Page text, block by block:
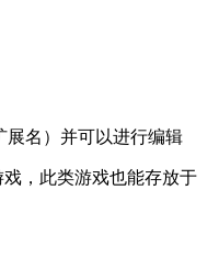
展名）并可以进行编辑
戏，此类游戏也能存放于